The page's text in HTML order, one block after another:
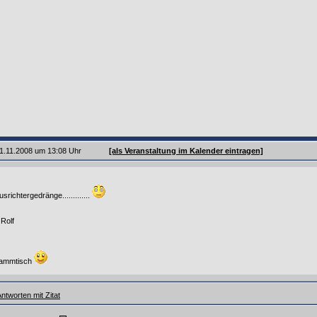
um 13:08 Uhr [als Veranstaltung im Kalender eintragen]
mit Zitat